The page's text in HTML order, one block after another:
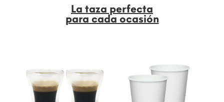
La taza perfecta
para cada ocasión